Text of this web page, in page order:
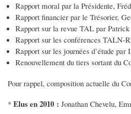
Rapport moral par la Présidente,
Rapport financier par le Trésorier,
Rapport sur la revue TAL par Patrick
Rapport sur les conférences TALN-
Rapport sur les journées d’étude par
Renouvellement du tiers sortant du
Pour rappel, composition actuelle du
* Elus en 2010 : Jonathan Chevelu,